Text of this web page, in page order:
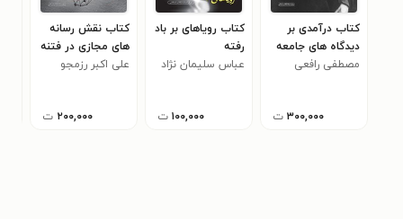
کتاب درآمدی بر
دیدگاه های جامعه
شناختی، سیاسی و
مصطفی رافعی
۳۰۰,۰۰۰ ت
کتاب رویاهای بر باد
رفته
عباس سلیمان نژاد
۱۰۰,۰۰۰ ت
کتاب نقش رسانه
های مجازی در فتنه
سال ۱۳۸۸
علی اکبر رزمجو
۲۰۰,۰۰۰ ت